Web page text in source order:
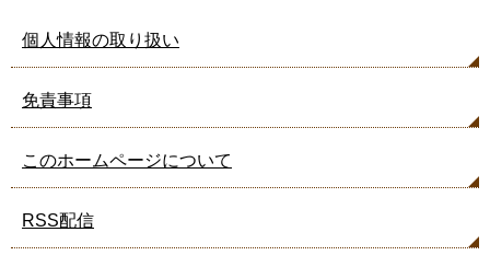
個人情報の取り扱い
免責事項
このホームページについて
RSS配信